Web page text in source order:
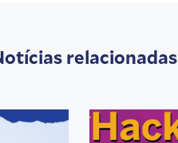
relacionadas